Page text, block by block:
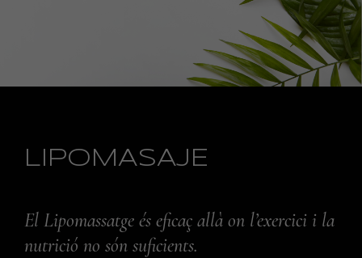
LIPOMASAJE
El Lipomassatge és eficaç allà on l’exercici i la
nutrició no són suficients.